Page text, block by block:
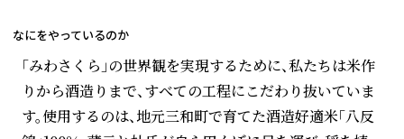
なにをやっているのか
「みわさくら」の世界観を実現するために、私たちは米作
りから酒造りまで、すべての工程にこだわり抜いていま
す。使用するのは、地元三和町で育てた酒造好適米「八反